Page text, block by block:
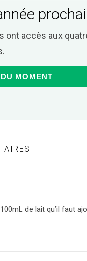
accès aux
MOMENT
de lait qu’il faut